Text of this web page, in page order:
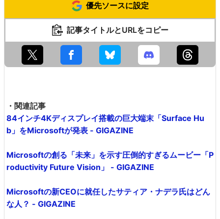
優先ソースに設定
記事タイトルとURLをコピー
・関連記事
84インチ4Kディスプレイ搭載の巨大端末「Surface Hu
b」をMicrosoftが発表 - GIGAZINE
Microsoftの創る「未来」を示す圧倒的すぎるムービー「P
roductivity Future Vision」 - GIGAZINE
Microsoftの新CEOに就任したサティア・ナデラ氏はどん
な人？ - GIGAZINE